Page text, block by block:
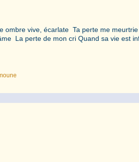
ombre vive, écarlate Ta perte me
La perte de mon cri Quand sa vie est